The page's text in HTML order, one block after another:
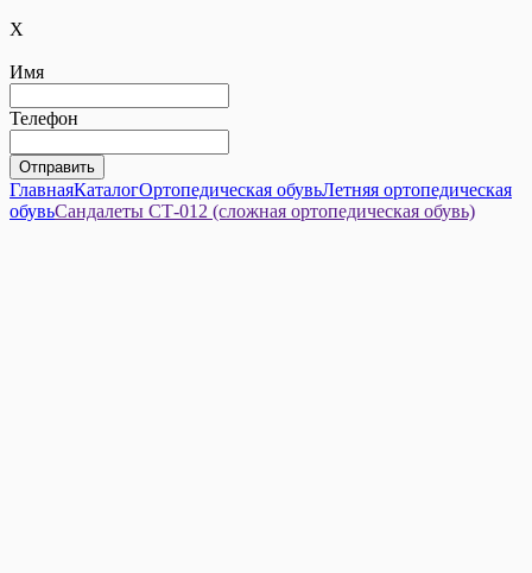
X
Имя
Телефон
ГлавнаяКаталогОртопедическая обувьЛетняя ортопедическая
обувьСандалеты СТ-012 (сложная ортопедическая обувь)